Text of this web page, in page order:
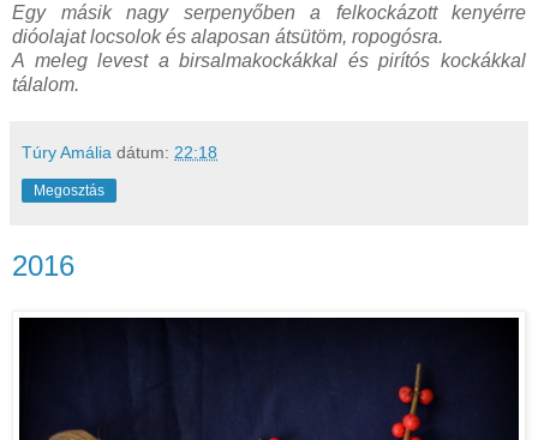
Egy másik nagy serpenyőben a felkockázott kenyérre
dióolajat locsolok és alaposan átsütöm, ropogósra.
A meleg levest a birsalmakockákkal és pirítós kockákkal
tálalom.
Túry Amália dátum: 22:18
Megosztás
2016